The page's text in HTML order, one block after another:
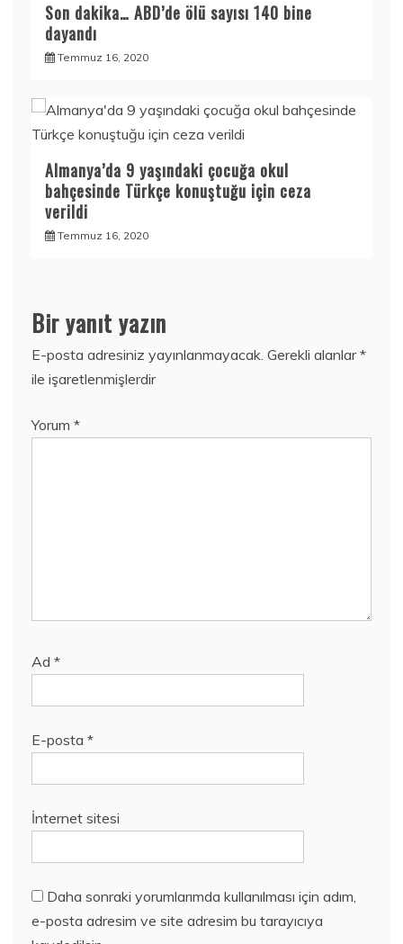
Son dakika… ABD’de ölü sayısı 140 bine
dayandı
Temmuz 16, 2020
Almanya’da 9 yaşındaki çocuğa okul
bahçesinde Türkçe konuştuğu için ceza
verildi
Temmuz 16, 2020
Bir yanıt yazın
E-posta adresiniz yayınlanmayacak. Gerekli alanlar*
ile işaretlenmişlerdir
Yorum *
Ad *
E-posta *
İnternet sitesi
Daha sonraki yorumlarımda kullanılması için adım,
e-posta adresim ve site adresim bu tarayıcıya